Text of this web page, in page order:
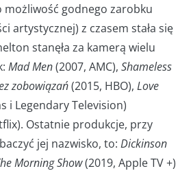
możliwość godnego zarobku
artystycznej) z czasem stała się
stanęła za kamerą wielu
Mad Men(2007, AMC), Shameless
zobowiązań(2015, HBO), Love
i Legendary Television)
Ostatnie produkcje, przy
jej nazwisko, to: Dickinson
Morning Show(2019, Apple TV +)